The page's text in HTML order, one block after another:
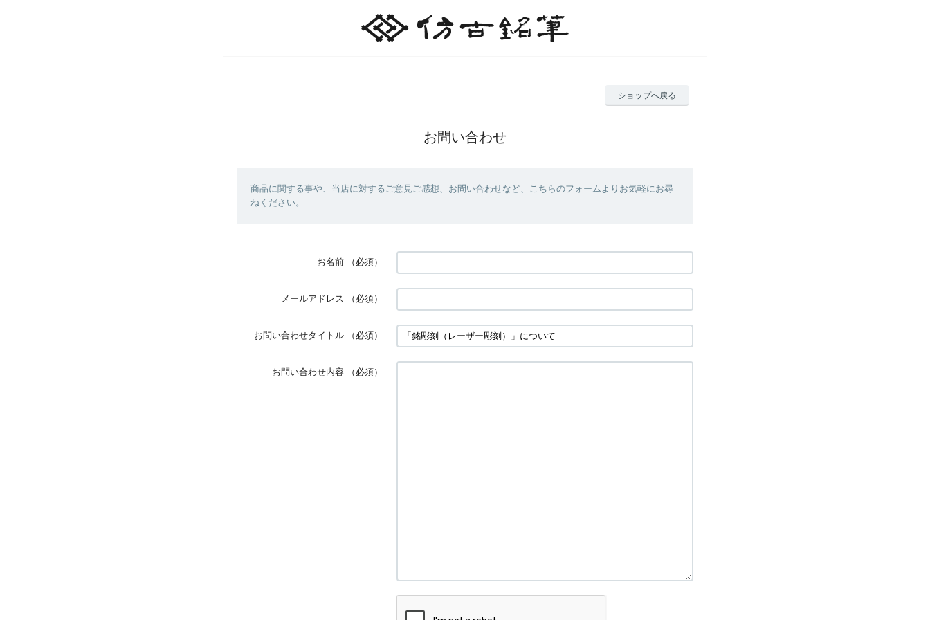
ショップへ戻る
お問い合わせ
商品に関する事や、当店に対するご意見ご感想、お問い合わせなど、こちらのフォームよりお気軽にお尋
ねください。
お名前 （必須）
メールアドレス （必須）
お問い合わせタイトル （必須）
お問い合わせ内容 （必須）